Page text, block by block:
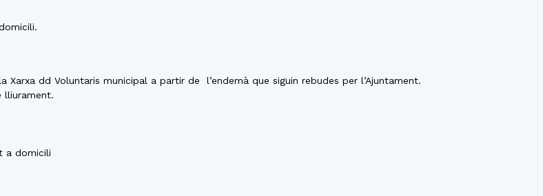
dd Voluntaris municipal a partir de l’endemà que siguin rebudes per l’Ajuntament.
lliurament.
a domicili